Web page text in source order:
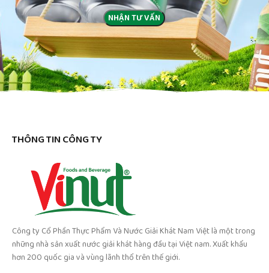
THÔNG TIN CÔNG TY
Công ty Cổ Phần Thực Phẩm Và Nước Giải Khát Nam Việt là một trong
những nhà sản xuất nước giải khát hàng đầu tại Việt nam. Xuất khẩu
hơn 200 quốc gia và vùng lãnh thổ trên thế giới.